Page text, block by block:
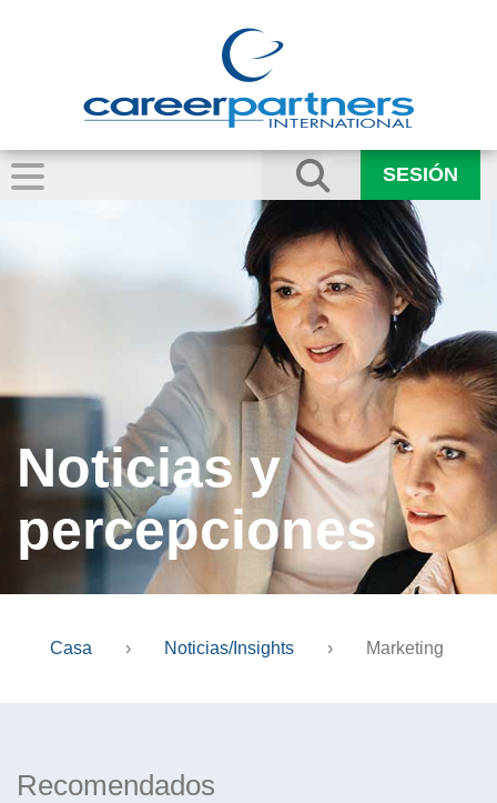
SESIÓN
Noticias y
percepciones
Casa › Noticias/Insights › Marketing
Recomendados